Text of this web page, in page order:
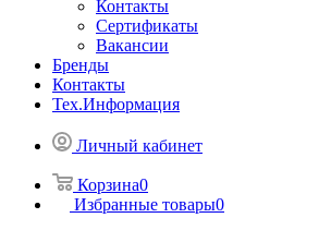
Контакты
Сертификаты
Вакансии
Бренды
Контакты
Тех.Информация
Личный кабинет
Корзина0
Избранные товары0